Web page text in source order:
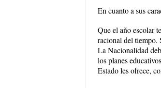
En cuanto a sus
Que el año escolar
racional del tiempo.
La Nacionalidad
los planes
Estado les ofrece,